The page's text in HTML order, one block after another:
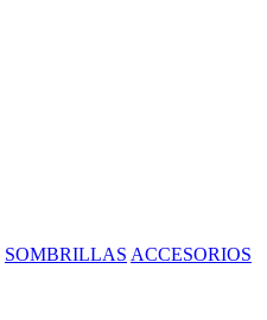
SOMBRILLAS ACCESORIOS